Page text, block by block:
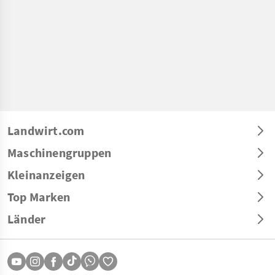
Landwirt.com
Maschinengruppen
Kleinanzeigen
Top Marken
Länder